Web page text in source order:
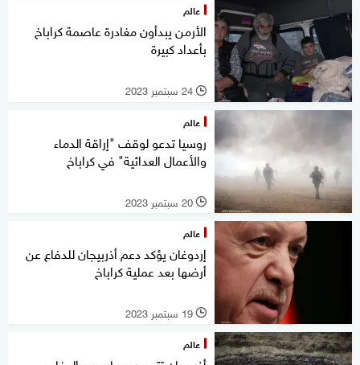
عالم
الأرمن يبدأون مغادرة عاصمة كراباخ
بأعداد كبيرة
l 24 سبتمبر 2023
عالم
روسيا تدعو لوقف "إراقة الدماء
والأعمال العدائية" في كراباخ
l 20 سبتمبر 2023
عالم
إردوغان يؤكد دعم أذربيجان للدفاع عن
أرضها بعد عملية كراباخ
l 19 سبتمبر 2023
عالم